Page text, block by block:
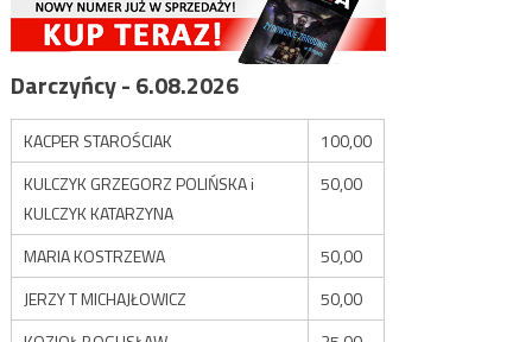
Darczyńcy - 6.08.2026
KACPER STAROŚCIAK
100,00
KULCZYK GRZEGORZ POLIŃSKA i
KULCZYK KATARZYNA
50,00
MARIA KOSTRZEWA
50,00
JERZY T MICHAJŁOWICZ
50,00